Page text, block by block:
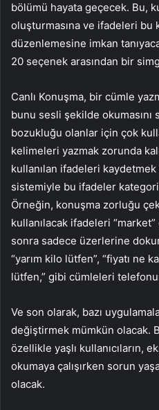
bölümü hayata geçecek. Bu,
oluşturmasına ve ifadeleri bu
düzenlemesine imkan
20 seçenek arasından bir
Canlı Konuşma, bir cümle
bunu sesli şekilde okumasını
bozukluğu olanlar için çok
kelimeleri yazmak zorunda
kullanılan ifadeleri
sistemiyle bu ifadeler
Örneğin, konuşma zorluğu
kullanılacak ifadeleri
sonra sadece üzerlerine
“yarım kilo lütfen”, “fiyatı ne
lütfen,” gibi cümleleri
Ve son olarak, bazı
değiştirmek mümkün olacak.
özellikle yaşlı kullanıcıların,
okumaya çalışırken sorun
olacak.